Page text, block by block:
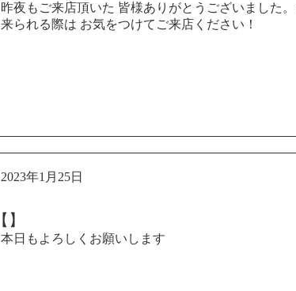
昨夜もご来店頂いた 皆様ありがとうございました
来られる際は お気をつけてご来店ください！
2023年1月25日
【】
本日もよろしくお願いします